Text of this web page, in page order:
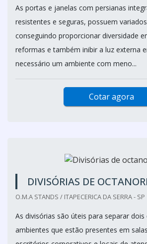
As portas e janelas com persianas
resistentes e seguras, possuem
conseguindo proporcionar diversidade
reformas e também inibir a luz externa
necessário um ambiente com meno...
Cotar agora
DIVISÓRIAS DE
O.M.A STANDS / ITAPECERICA DA SERRA - SP
As divisórias são úteis para separar dois
ambientes que estão presentes em